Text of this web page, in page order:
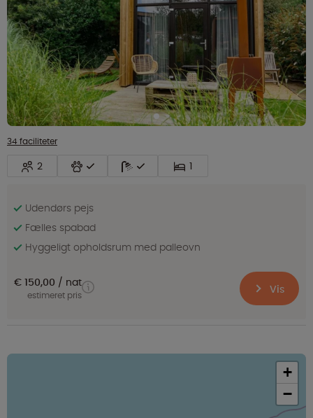
34 faciliteter
2 1
Udendørs pejs
Fælles spabad
Hyggeligt opholdsrum med palleovn
€ 150,00 nat
estimeret pris Vis
+
−